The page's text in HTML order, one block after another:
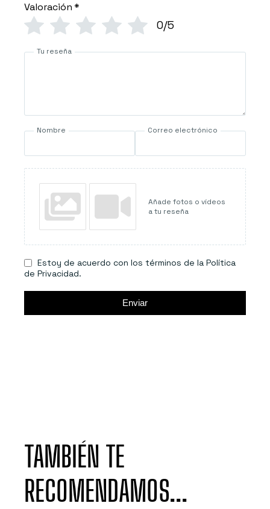
Valoración*
0/5
Tu reseña
Nombre Correo electrónico
Añade fotos o vídeos
a tu reseña
Estoy de acuerdo con los términos de la Política
de Privacidad.
Enviar
TAMBIÉN TE
RECOMENDAMOS...